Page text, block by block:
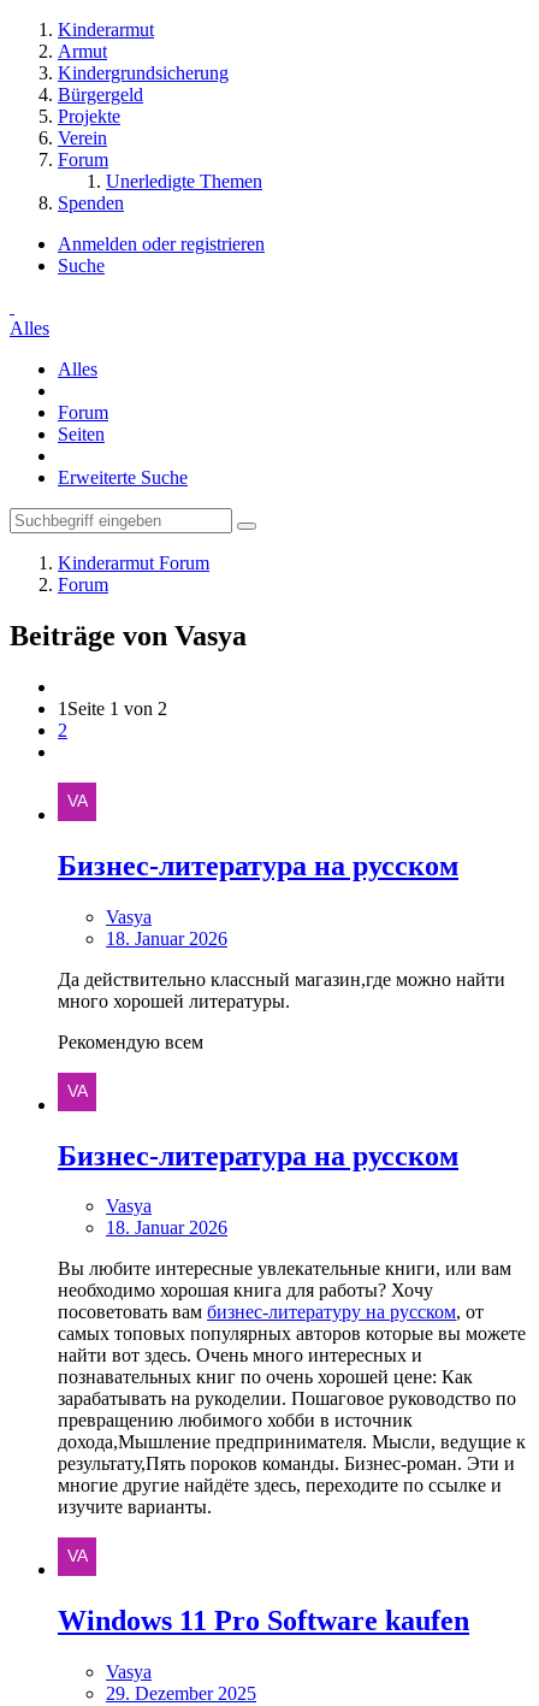
Kinderarmut
Armut
Kindergrundsicherung
Bürgergeld
Projekte
Verein
Forum
Unerledigte Themen
Spenden
Anmelden oder registrieren
Suche
Alles
Alles
Forum
Seiten
Erweiterte Suche
Kinderarmut Forum
Forum
Beiträge von Vasya
1 Seite 1 von 2
2
Бизнес-литература на русском
Vasya
18. Januar 2026
Да действительно классный магазин,где можно найти
много хорошей литературы.
Рекомендую всем
Бизнес-литература на русском
Vasya
18. Januar 2026
Вы любите интересные увлекательные книги, или вам
необходимо хорошая книга для работы? Хочу
посоветовать вам бизнес-литературу на русском, от
самых топовых популярных авторов которые вы можете
найти вот здесь. Очень много интересных и
познавательных книг по очень хорошей цене: Как
зарабатывать на рукоделии. Пошаговое руководство по
превращению любимого хобби в источник
дохода,Мышление предпринимателя. Мысли, ведущие к
результату,Пять пороков команды. Бизнес-роман. Эти и
многие другие найдёте здесь, переходите по ссылке и
изучите варианты.
Windows 11 Pro Software kaufen
Vasya
29. Dezember 2025